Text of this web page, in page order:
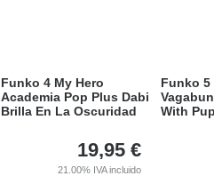
Funko 4 My Hero
Academia Pop Plus Dabi
Brilla En La Oscuridad
19,95 €
21.00% IVA incluido
Funko 5
With